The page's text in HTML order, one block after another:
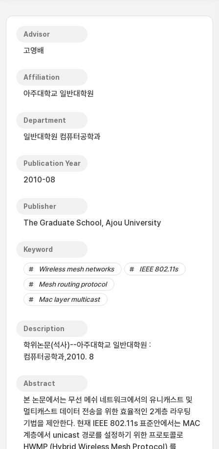
Advisor
고영배
Affiliation
아주대학교 일반대학원
Department
일반대학원 컴퓨터공학과
Publication Year
2010-08
Publisher
The Graduate School, Ajou University
Keyword
Wireless mesh networks
IEEE 802.11s
Mesh routing protocol
Mac layer multicast
Description
학위논문(석사)--아주대학교 일반대학원 :
컴퓨터공학과,2010. 8
Abstract
본 논문에서는 무선 메쉬 네트워크에서의 유니캐스트 및
멀티캐스트 데이터 전송을 위한 효율적인 2계층 라우팅
기법을 제안한다. 현재 IEEE 802.11s 표준안에서는 MAC
계층에서 unicast 경로를 설정하기 위한 프로토콜로
HWMP (Hybrid Wireless Mesh Protocol) 를